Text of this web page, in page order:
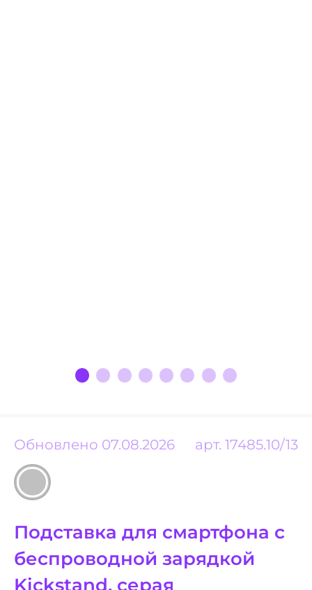
Обновлено 07.08.2026 арт. 17485.10/13
Подставка для смартфона с
беспроводной зарядкой
Kickstand, серая